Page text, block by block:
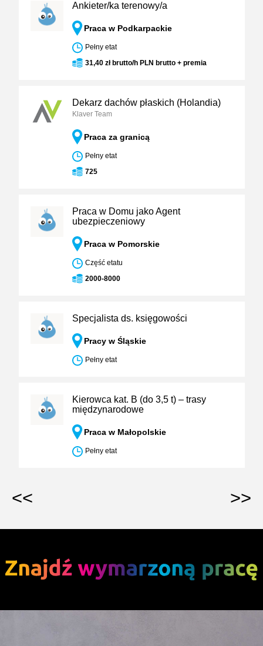
Ankieter/ka terenowy/a
Praca w Podkarpackie
Pełny etat
31,40 zł brutto/h PLN brutto + premia
Dekarz dachów płaskich (Holandia)
Klaver Team
Praca za granicą
Pełny etat
725
Praca w Domu jako Agent
ubezpieczeniowy
Praca w Pomorskie
Część etatu
2000-8000
Specjalista ds. księgowości
Pracy w Śląskie
Pełny etat
Kierowca kat. B (do 3,5 t) – trasy
międzynarodowe
Praca w Małopolskie
Pełny etat
<< >>